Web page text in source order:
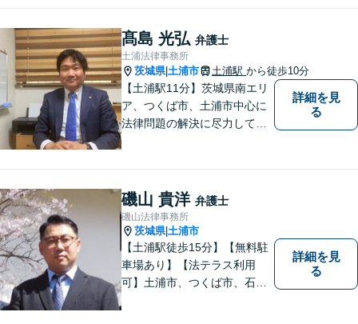
相談は早めの相談が大切で
す。皆様が相談しやすい環境
を整えておりますので、お気
軽にご相談ください。
髙島 光弘 弁護士
土浦法律事務所
茨城県| 土浦市 土浦駅 から徒歩10分
【土浦駅11分】茨城県南エリ
ア、つくば市、土浦市中心に
法律問題の解決に尽力してお
ら、お気軽にご相談くださ
い。
詳細を見
る
磯山 貴洋 弁護士
磯山法律事務所
茨城県| 土浦市
【土浦駅徒歩15分】【無料駐
車場あり】【法テラス利用
可】土浦市、つくば市、石岡
詳細を見
る